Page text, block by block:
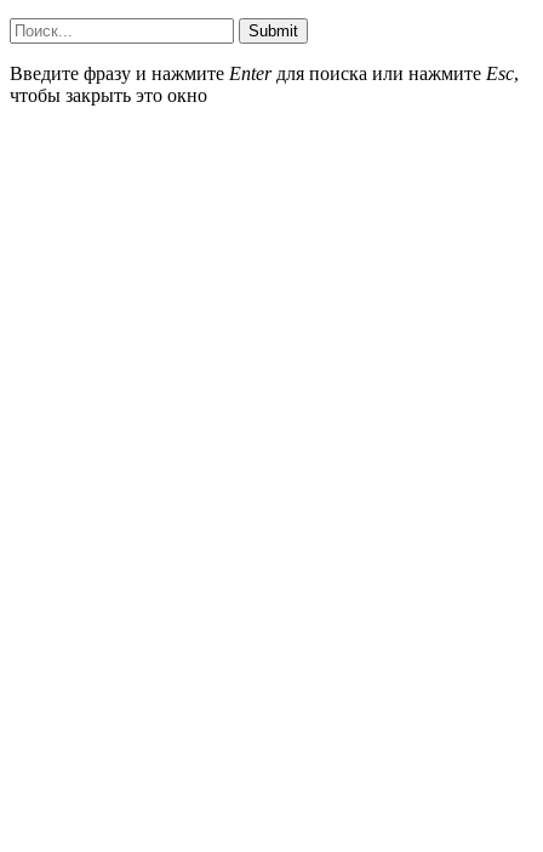
Submit
Введите фразу и нажмите Enterдля поиска или нажмите Esc,
чтобы закрыть это окно